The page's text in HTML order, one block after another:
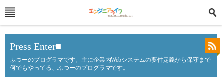
Press Enter■
ふつーのプログラマです。主に企業内Webシステムの要件定義から保守まで
何でもやってる、ふつーのプログラマです。